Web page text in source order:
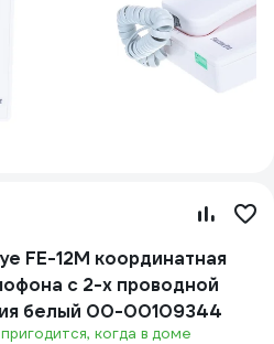
FE-12M координатная
с 2-х проводной
белый 00-00109344
когда в доме